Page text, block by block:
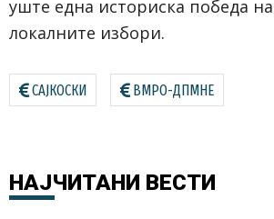
уште една историска победа
локалните избори.
САЈКОСКИ ВМРО-ДПМНЕ
НАЈЧИТАНИ ВЕСТИ